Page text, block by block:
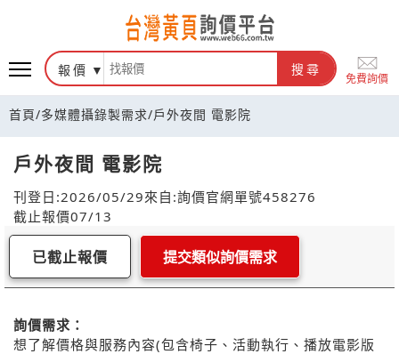
報價 搜尋
免費詢價
首頁/多媒體攝錄製需求/戶外夜間 電影院
戶外夜間 電影院
刊登日:2026/05/29來自:詢價官網單號458276
截止報價07/13
已截止報價 提交類似詢價需求
詢價需求：
想了解價格與服務內容(包含椅子、活動執行、播放電影版